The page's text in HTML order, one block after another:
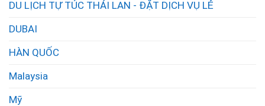
DU LỊCH TỰ TÚC THÁI LAN - ĐẶT DỊCH VỤ LẺ
DUBAI
HÀN QUỐC
Malaysia
Mỹ